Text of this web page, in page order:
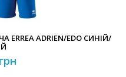
ADRIEN/EDO СИНІЙ/